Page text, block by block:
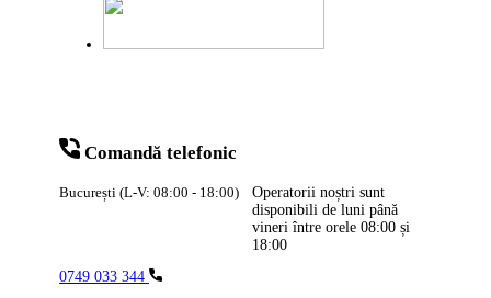
Comandă telefonic
București (L-V: 08:00 - 18:00)
Operatorii noștri sunt
disponibili de luni până
vineri între orele 08:00 și
18:00
0749 033 344